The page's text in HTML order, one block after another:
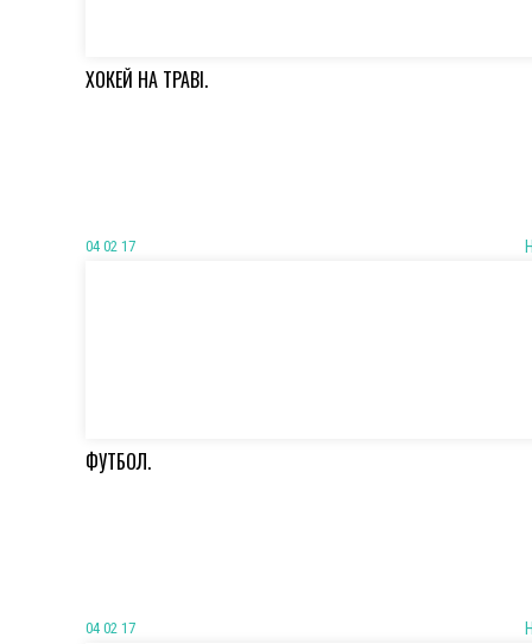
ХОКЕЙ НА ТРАВІ.
04 02 17
ФУТБОЛ.
04 02 17